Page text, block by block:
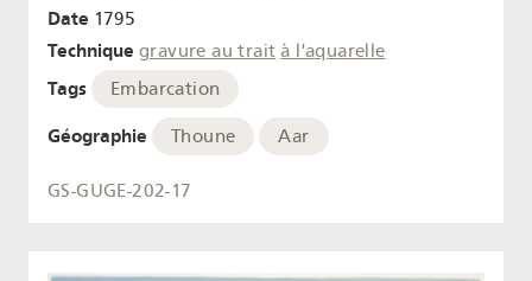
Date 1795
Technique gravure au trait à l'aquarelle
Tags Embarcation
Géographie Thoune Aar
GS-GUGE-202-17